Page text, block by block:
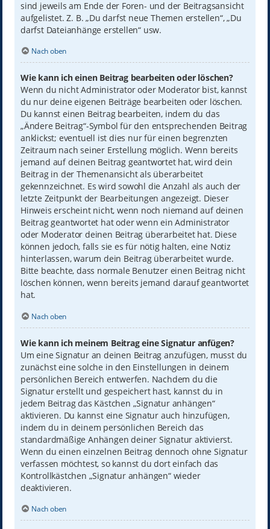
sind jeweils am Ende der Foren- und der Beitragsansicht
aufgelistet. Z. B. „Du darfst neue Themen erstellen“, „Du
darfst Dateianhänge erstellen“ usw.
Nach oben
Wie kann ich einen Beitrag bearbeiten oder löschen?
Wenn du nicht Administrator oder Moderator bist, kannst
du nur deine eigenen Beiträge bearbeiten oder löschen.
Du kannst einen Beitrag bearbeiten, indem du das
„Ändere Beitrag“-Symbol für den entsprechenden Beitrag
anklickst; eventuell ist dies nur für einen begrenzten
Zeitraum nach seiner Erstellung möglich. Wenn bereits
jemand auf deinen Beitrag geantwortet hat, wird dein
Beitrag in der Themenansicht als überarbeitet
gekennzeichnet. Es wird sowohl die Anzahl als auch der
letzte Zeitpunkt der Bearbeitungen angezeigt. Dieser
Hinweis erscheint nicht, wenn noch niemand auf deinen
Beitrag geantwortet hat oder wenn ein Administrator
oder Moderator deinen Beitrag überarbeitet hat. Diese
können jedoch, falls sie es für nötig halten, eine Notiz
hinterlassen, warum dein Beitrag überarbeitet wurde.
Bitte beachte, dass normale Benutzer einen Beitrag nicht
löschen können, wenn bereits jemand darauf geantwortet
hat.
Nach oben
Wie kann ich meinem Beitrag eine Signatur anfügen?
Um eine Signatur an deinen Beitrag anzufügen, musst du
zunächst eine solche in den Einstellungen in deinem
persönlichen Bereich entwerfen. Nachdem du die
Signatur erstellt und gespeichert hast, kannst du in
jedem Beitrag das Kästchen „Signatur anhängen“
aktivieren. Du kannst eine Signatur auch hinzufügen,
indem du in deinem persönlichen Bereich das
standardmäßige Anhängen deiner Signatur aktivierst.
Wenn du einen einzelnen Beitrag dennoch ohne Signatur
verfassen möchtest, so kannst du dort einfach das
Kontrollkästchen „Signatur anhängen“ wieder
deaktivieren.
Nach oben